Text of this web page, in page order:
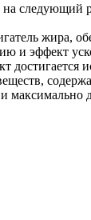
следующий
жира,
и эффект
достигается
максимально